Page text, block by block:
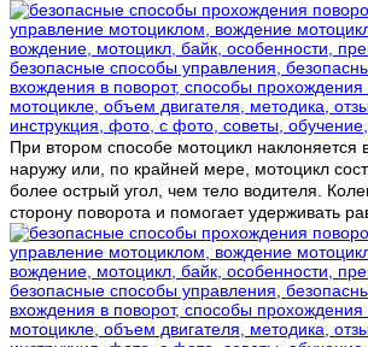
При втором способе мотоцикл наклоняется
наружу или, по крайней мере, мотоцикл
более острый угол, чем тело водителя.
сторону поворота и помогает удерживать